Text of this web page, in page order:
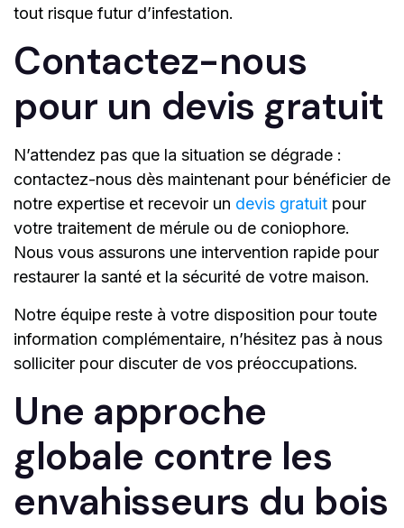
tout risque futur d’infestation.
Contactez-nous
pour un devis gratuit
N’attendez pas que la situation se dégrade :
contactez-nous dès maintenant pour bénéficier de
notre expertise et recevoir un devis gratuit pour
votre traitement de mérule ou de coniophore.
Nous vous assurons une intervention rapide pour
restaurer la santé et la sécurité de votre maison.
Notre équipe reste à votre disposition pour toute
information complémentaire, n’hésitez pas à nous
solliciter pour discuter de vos préoccupations.
Une approche
globale contre les
envahisseurs du bois